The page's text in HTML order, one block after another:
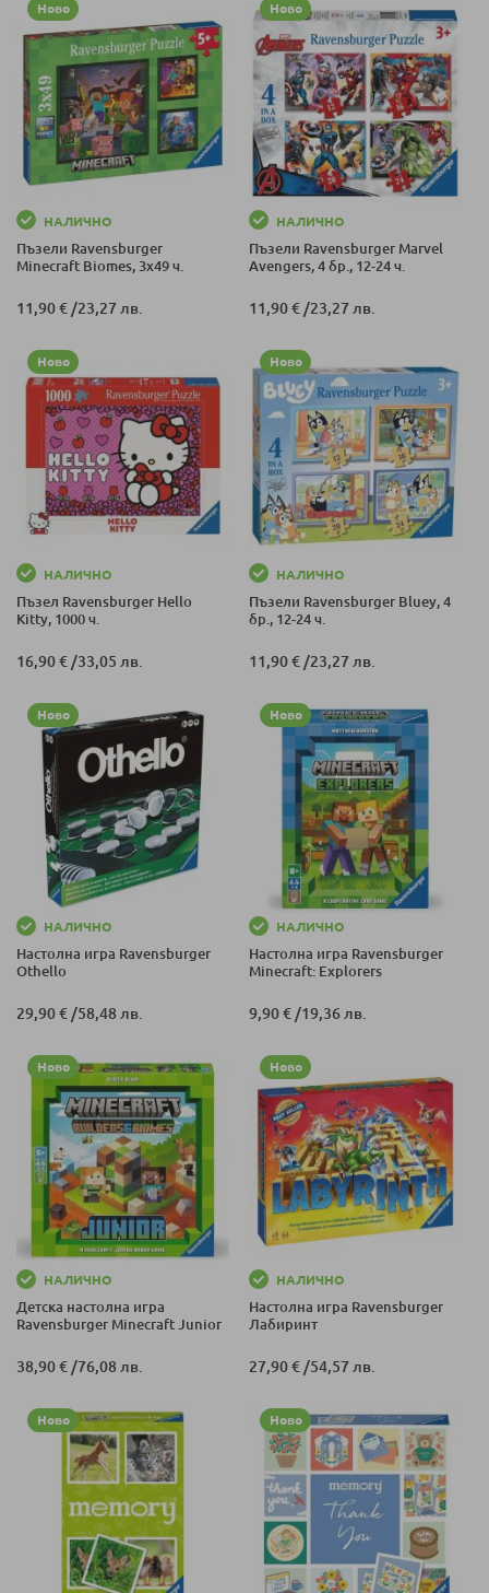
Ново
НАЛИЧНО
Пъзели Ravensburger
Minecraft Biomes, 3х49 ч.
11,90 € /23,27 лв.
Ново
НАЛИЧНО
Пъзели Ravensburger Marvel
Avengers, 4 бр., 12-24 ч.
11,90 € /23,27 лв.
Ново
НАЛИЧНО
Пъзел Ravensburger Hello
Kitty, 1000 ч.
16,90 € /33,05 лв.
Ново
НАЛИЧНО
Пъзели Ravensburger Bluey, 4
бр., 12-24 ч.
11,90 € /23,27 лв.
Ново
НАЛИЧНО
Настолна игра Ravensburger
Othello
29,90 €/58,48 лв.
Ново
НАЛИЧНО
Настолна игра Ravensburger
Minecraft: Explorers
9,90 €/19,36 лв.
Ново
НАЛИЧНО
Детска настолна игра
Ravensburger Minecraft Junior
38,90 € /76,08 лв.
Ново
НАЛИЧНО
Настолна игра Ravensburger
Лабиринт
27,90 € /54,57 лв.
Ново Ново